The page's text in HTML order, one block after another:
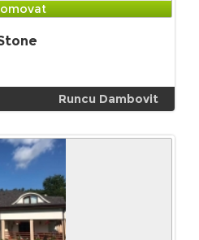
Runcu Dambovit